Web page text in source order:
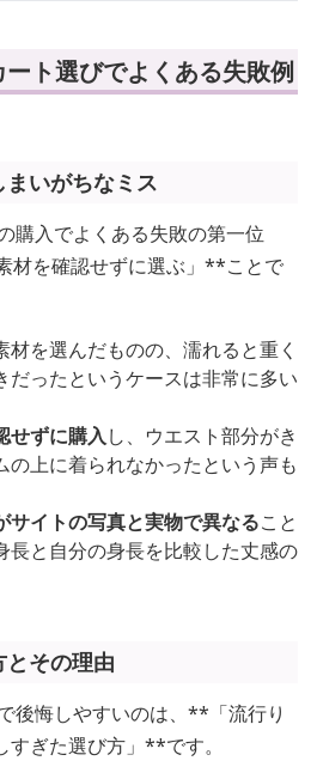
ト選びでよくある失敗例
いがちなミス
購入でよくある失敗の第一位
材を確認せずに選ぶ」**ことで
を選んだものの、濡れると重く
だったというケースは非常に多い
せずに購入し、ウエスト部分がき
の上に着られなかったという声も
サイトの写真と実物で異なること
長と自分の身長を比較した丈感の
その理由
後悔しやすいのは、**「流行り
ぎた選び方」**です。